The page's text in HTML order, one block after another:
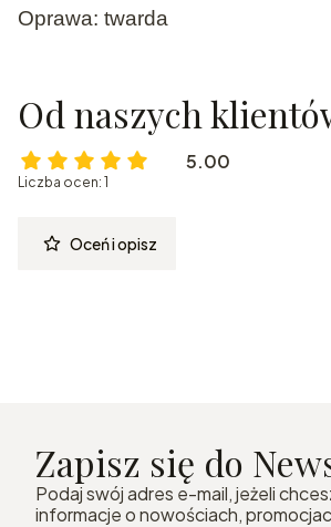
Oprawa: twarda
Od naszych
5.00
Liczba ocen: 1
Oceń i opisz
Zapisz się do
Podaj swój adres e-mail, jeżeli
informacje o nowościach,